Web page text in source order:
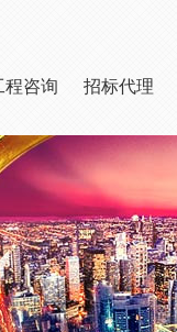
程咨询 招标代理